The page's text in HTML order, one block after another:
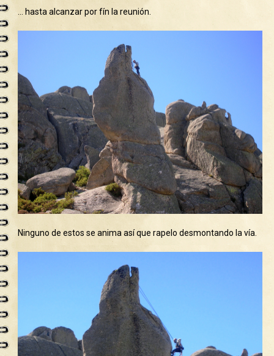
… hasta alcanzar por fín la reunión.
Ninguno de estos se anima así que rapelo desmontando la vía.